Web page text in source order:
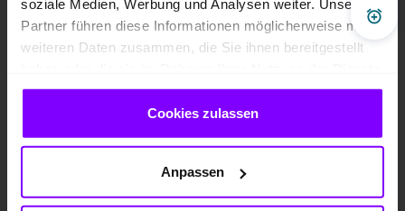
soziale Medien, Werbung und Analysen weiter. Unsere
Partner führen diese Informationen möglicherweise mit
weiteren Daten zusammen, die Sie ihnen bereitgestellt
gesammelt haben.
Cookies zulassen
Anpassen